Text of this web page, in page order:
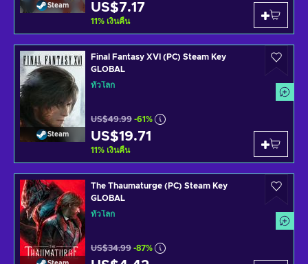
Steam US$7.17
11% เงินคืน
Steam
Final Fantasy XVI (PC) Steam Key
GLOBAL
ทั่วโลก
US$49.99 -61%
US$19.71
11% เงินคืน
The Thaumaturge (PC) Steam Key
GLOBAL
ทั่วโลก
US$34.99 -87%